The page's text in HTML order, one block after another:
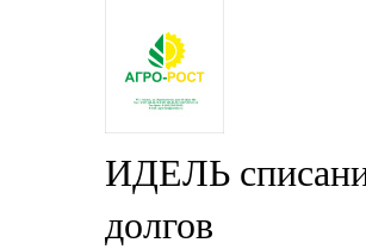
ИДЕЛЬ
долгов